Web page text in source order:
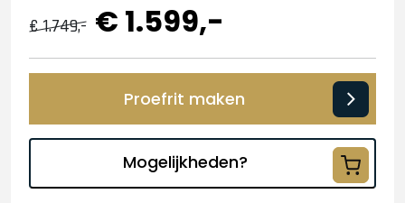
€ 1.749,- € 1.599,-
Proefrit maken
Mogelijkheden?